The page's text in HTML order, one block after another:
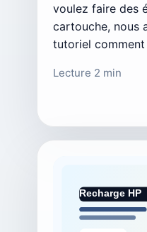
voulez faire des
cartouche, nous
tutoriel
Lecture 2 min